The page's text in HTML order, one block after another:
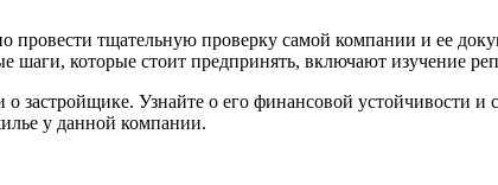
провести тщательную проверку самой компании и ее
которые стоит предпринять, включают изучение
застройщике. Узнайте о его финансовой устойчивости
у данной компании.